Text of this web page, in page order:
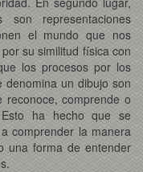
representaciones
el mundo que nos
su similitud física con
los procesos por los
denomina un dibujo son
comprende o
ha hecho que se
comprender la manera
una forma de entender